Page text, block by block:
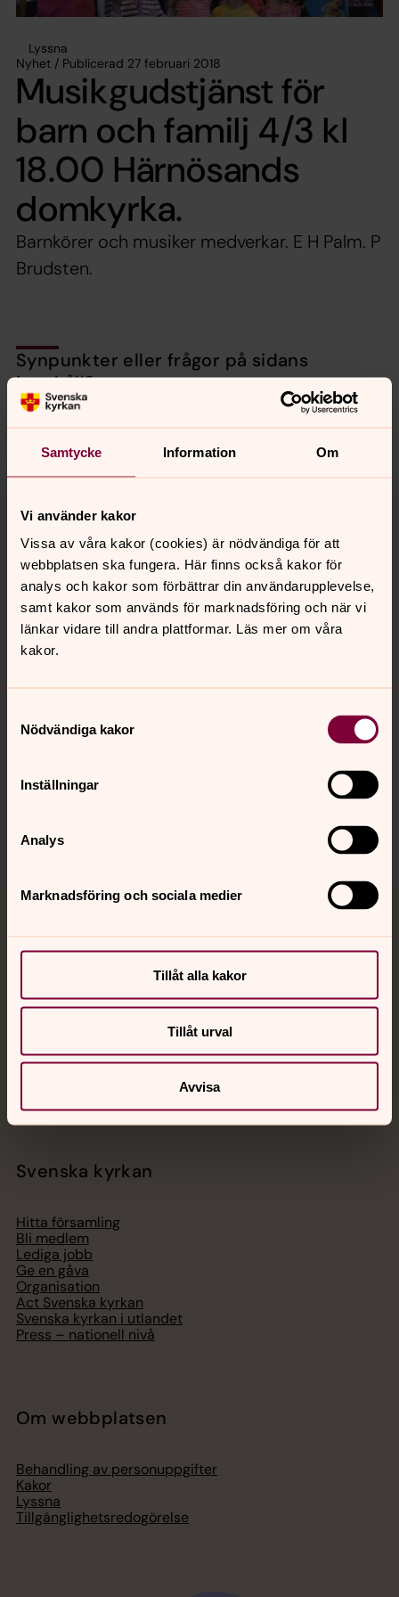
Samtycke Information Om
Vi använder kakor
Vissa av våra kakor (cookies) är nödvändiga för att
webbplatsen ska fungera. Här finns också kakor för
analys och kakor som förbättrar din användarupplevelse,
samt kakor som används för marknadsföring och när vi
länkar vidare till andra plattformar. Läs mer om våra
kakor.
Nödvändiga kakor
Inställningar
Analys
Marknadsföring och sociala medier
Tillåt alla kakor
Tillåt urval
Avvisa
Lyssna
Nyhet / Publicerad 27 februari 2018
Musikgudstjänst för
barn och familj 4/3 kl
18.00 Härnösands
domkyrka.
Barnkörer och musiker medverkar. E H Palm. P
Brudsten.
Synpunkter eller frågor på sidans
innehåll?
harnosand.pastorat@svenskakyrkan.se
Kontakt
Kalender
Hitta snabbt
Sociala kanaler
Akut samtals- och krisstöd. Prata eller chatta anonymt
Digitalt brev
Svenska kyrkan
Hitta församling
Bli medlem
Lediga jobb
Ge en gåva
Organisation
Act Svenska kyrkan
Svenska kyrkan i utlandet
Press – nationell nivå
Om webbplatsen
Behandling av personuppgifter
Kakor
Lyssna
Tillgänglighetsredogörelse